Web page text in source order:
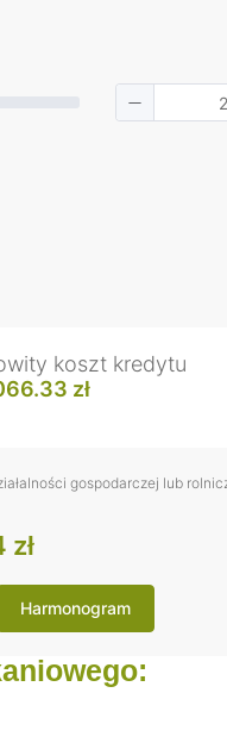
koszt kredytu
zł
gospodarczej lub
Harmonogram